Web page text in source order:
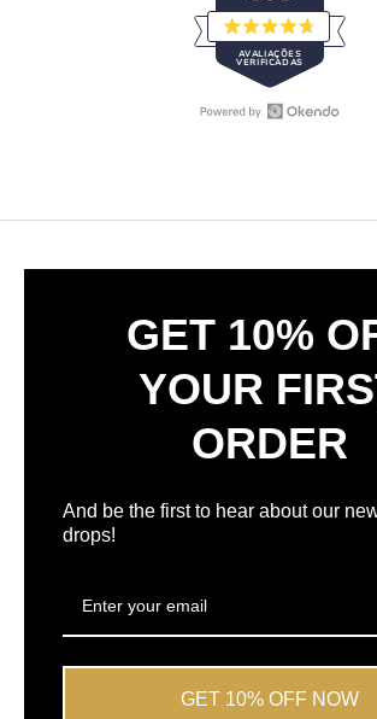
AVALIAÇÕES
VERIFICADAS
Avaliado
com
4.7
de
5
Reviews
nova
com
média
4.7
estrelas
em
5,
por
Okendo
GET 10%
YOUR
ORDER
And be the first to hear about our
drops!
GET 10% OFF NOW